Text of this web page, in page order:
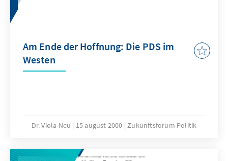
Am Ende der Hoffnung: Die PDS im
Westen
Dr. Viola Neu 15 august 2000 Zukunftsforum Politik